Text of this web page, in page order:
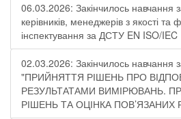
06.03.2026: Закінчилось навчання
керівників, менеджерів з якості та
інспектування за ДСТУ EN ISO/
02.03.2026: Закінчилось навчання
"ПРИЙНЯТТЯ РІШЕНЬ ПРО
РЕЗУЛЬТАТАМИ ВИМІРЮВАНЬ.
РІШЕНЬ ТА ОЦІНКА ПОВ’ЯЗАНИХ